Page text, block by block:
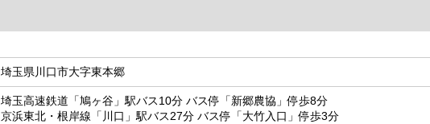
埼玉県川口市大字東本郷
埼玉高速鉄道「鳩ヶ谷」駅バス10分 バス停「新郷農協」停歩8分
京浜東北・根岸線「川口」駅バス27分 バス停「大竹入口」停歩3分